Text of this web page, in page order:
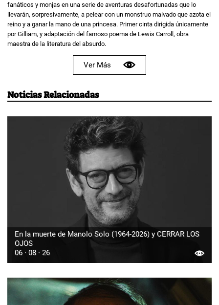
fanáticos y monjas en una serie de aventuras desafortunadas que lo
llevarán, sorpresivamente, a pelear con un monstruo malvado que azota el
reino y a ganar la mano de una princesa. Primer cinta dirigida únicamente
por Gilliam, y adaptación del famoso poema de Lewis Carroll, obra
maestra de la literatura del absurdo.
Ver Más
Noticias Relacionadas
En la muerte de Manolo Solo (1964-2026) y CERRAR LOS
OJOS
06 · 08 · 26